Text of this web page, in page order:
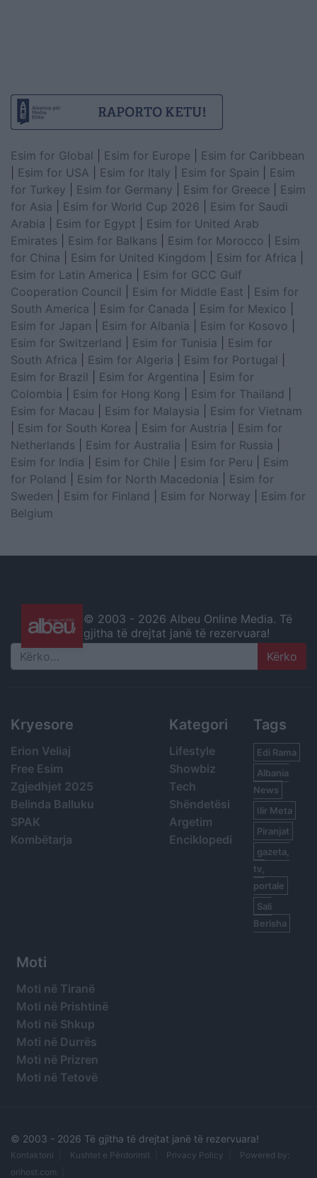
Esim for Global Esim for Europe
Esim for Caribbean
Esim for USA Esim for Italy Esim for Spain
Esim
for Turkey
Esim for Germany Esim for Greece
Esim
for Asia
Esim for World Cup 2026
Esim for Saudi
Arabia
Esim for Egypt
Esim for United Arab
Emirates
Esim for Balkans Esim for Morocco
Esim
for China
Esim for United Kingdom Esim for Africa
Esim for Latin America
Esim for GCC Gulf
Cooperation Council
Esim for Middle East
Esim for
South America
Esim for Canada Esim for Mexico
Esim for Japan
Esim for Albania Esim for Kosovo
Esim for Switzerland
Esim for Tunisia
Esim for
South Africa
Esim for Algeria Esim for Portugal
Esim for Brazil
Esim for Argentina
Esim for
Colombia
Esim for Hong Kong Esim for Thailand
Esim for Macau
Esim for Malaysia
Esim for Vietnam
Esim for South Korea Esim for Austria
Esim for
Netherlands
Esim for Australia Esim for Russia
Esim for India
Esim for Chile Esim for Peru
Esim
for Poland
Esim for North Macedonia
Esim for
Sweden
Esim for Finland Esim for Norway
Esim for
Belgium
© 2003 - 2026 Albeu Online Media. Të
gjitha të drejtat janë të rezervuara!
Search
Kryesore
Erion Veliaj
Free Esim
Zgjedhjet 2025
Belinda Balluku
SPAK
Kombëtarja
Kategori
Lifestyle
Showbiz
Tech
Shëndetësi
Argetim
Enciklopedi
Tags
Edi Rama
Albania
News
Ilir Meta
Piranjat
gazeta,
tv,
portale
Sali
Berisha
Moti
Moti në Tiranë
Moti në Prishtinë
Moti në Shkup
Moti në Durrës
Moti në Prizren
Moti në Tetovë
© 2003 - 2026 Të gjitha të drejtat janë të rezervuara!
Kontaktoni Kushtet e Përdorimit Privacy Policy
Powered by:
orihost.com